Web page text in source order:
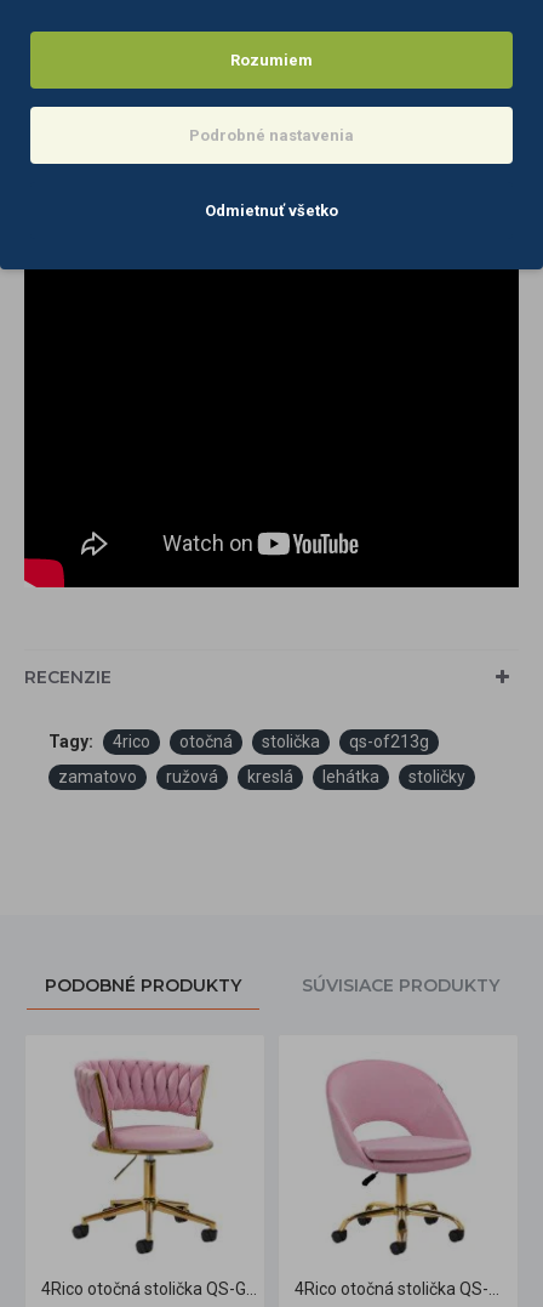
RECENZIE
Tagy: 4rico otočná stolička
qs-of213g
zamatovo
ružová kreslá lehátka stoličky
PODOBNÉ PRODUKTY SÚVISIACE PRODUKTY
Rozumiem
Podrobné nastavenia
Odmietnuť všetko